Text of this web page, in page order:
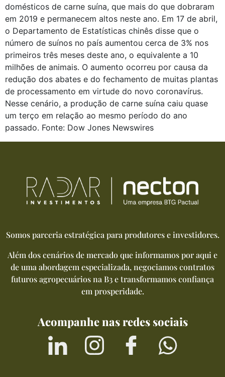
domésticos de carne suína, que mais do que dobraram
em 2019 e permanecem altos neste ano. Em 17 de abril,
o Departamento de Estatísticas chinês disse que o
número de suínos no país aumentou cerca de 3% nos
primeiros três meses deste ano, o equivalente a 10
milhões de animais. O aumento ocorreu por causa da
redução dos abates e do fechamento de muitas plantas
de processamento em virtude do novo coronavírus.
Nesse cenário, a produção de carne suína caiu quase
um terço em relação ao mesmo período do ano
passado. Fonte: Dow Jones Newswires
Somos parceria estratégica para produtores e investidores.
Além dos cenários de mercado que informamos por aqui e
de uma abordagem especializada, negociamos contratos
futuros agropecuários na B3 e transformamos confiança
em prosperidade.
Acompanhe nas redes sociais